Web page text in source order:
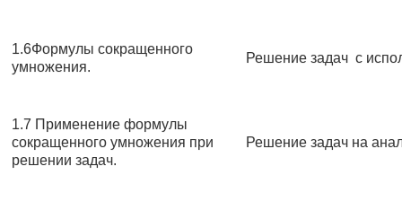
1.6Формулы сокращенного
умножения.
Решение задач с
1.7 Применение формулы
сокращенного умножения при
решении задач.
Решение задач на